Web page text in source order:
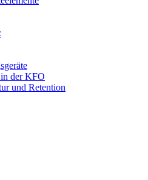
der KFO
und Retention